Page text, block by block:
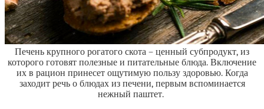
Печень крупного рогатого скота – ценный субпродукт, из
которого готовят полезные и питательные блюда. Включение
их в рацион принесет ощутимую пользу здоровью. Когда
заходит речь о блюдах из печени, первым вспоминается
нежный паштет.